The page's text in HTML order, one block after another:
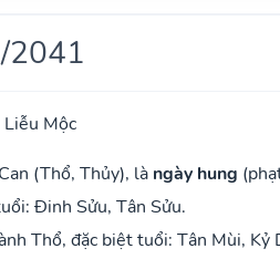
2041
Mộc
(Thổ, Thủy), là ngày hung
Đinh Sửu, Tân Sửu.
Thổ, đặc biệt tuổi: Tân Mùi,